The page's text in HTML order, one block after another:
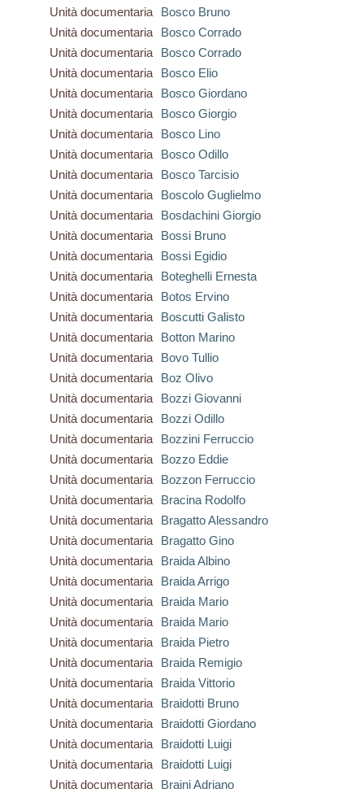
Unità documentaria
Bosco Bruno
Unità documentaria
Bosco Corrado
Unità documentaria
Bosco Corrado
Unità documentaria
Bosco Elio
Unità documentaria
Bosco Giordano
Unità documentaria
Bosco Giorgio
Unità documentaria
Bosco Lino
Unità documentaria
Bosco Odillo
Unità documentaria
Bosco Tarcisio
Unità documentaria
Boscolo Guglielmo
Unità documentaria
Bosdachini Giorgio
Unità documentaria
Bossi Bruno
Unità documentaria
Bossi Egidio
Unità documentaria
Boteghelli Ernesta
Unità documentaria
Botos Ervino
Unità documentaria
Boscutti Galisto
Unità documentaria
Botton Marino
Unità documentaria
Bovo Tullio
Unità documentaria
Boz Olivo
Unità documentaria
Bozzi Giovanni
Unità documentaria
Bozzi Odillo
Unità documentaria
Bozzini Ferruccio
Unità documentaria
Bozzo Eddie
Unità documentaria
Bozzon Ferruccio
Unità documentaria
Bracina Rodolfo
Unità documentaria
Bragatto Alessandro
Unità documentaria
Bragatto Gino
Unità documentaria
Braida Albino
Unità documentaria
Braida Arrigo
Unità documentaria
Braida Mario
Unità documentaria
Braida Mario
Unità documentaria
Braida Pietro
Unità documentaria
Braida Remigio
Unità documentaria
Braida Vittorio
Unità documentaria
Braidotti Bruno
Unità documentaria
Braidotti Giordano
Unità documentaria
Braidotti Luigi
Unità documentaria
Braidotti Luigi
Unità documentaria
Braini Adriano